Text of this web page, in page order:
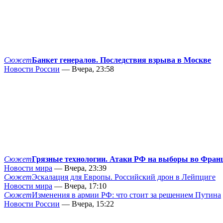
СюжетБанкет генералов. Последствия взрыва в Москве
Новости России — Вчера, 23:58
СюжетГрязные технологии. Атаки РФ на выборы во
Новости мира — Вчера, 23:39
СюжетЭскалация для Европы. Российский дрон в Лейпциге
Новости мира — Вчера, 17:10
СюжетИзменения в армии РФ: что стоит за решением Путина
Новости России — Вчера, 15:22